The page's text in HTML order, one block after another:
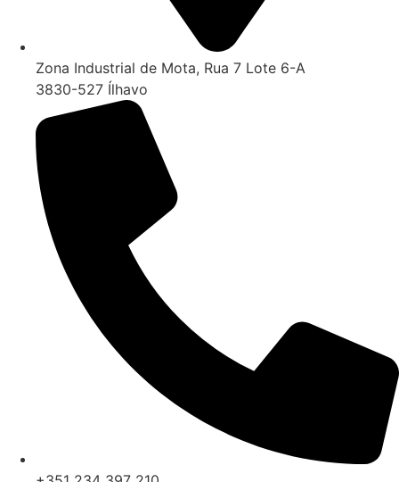
Zona Industrial de Mota, Rua 7 Lote 6-A
3830-527 Ílhavo